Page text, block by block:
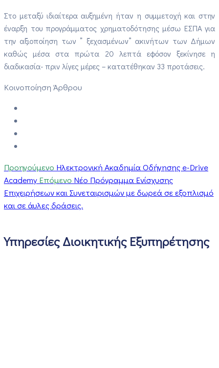
Στο μεταξύ ιδιαίτερα αυξημένη ήταν η συμμετοχή και στην
έναρξη του προγράμματος χρηματοδότησης μέσω ΕΣΠΑ για
την αξιοποίηση των ” ξεχασμένων” ακινήτων των Δήμων
καθώς μέσα στα πρώτα 20 λεπτά εφόσον ξεκίνησε η
διαδικασία- πριν λίγες μέρες – κατατέθηκαν 33 προτάσεις.
Κοινοποίηση Άρθρου
Προηγούμενο Ηλεκτρονική Ακαδημία Οδήγησης e-Drive
Academy Επόμενο Νέο Πρόγραμμα Ενίσχυσης
Επιχειρήσεων και Συνεταιρισμών με δωρεά σε εξοπλισμό
και σε άυλες δράσεις.
Υπηρεσίες Διοικητικής Εξυπηρέτησης